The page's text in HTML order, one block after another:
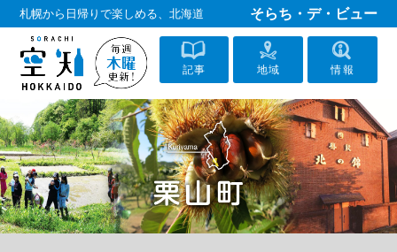
札幌から日帰りで楽しめる、北海道 そらち・デ・ビュー
記事 地域 情報